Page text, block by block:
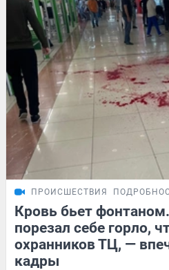
ПРОИСШЕСТВИЯ
Кровь бьет
порезал себе горло,
охранников ТЦ, —
кадры